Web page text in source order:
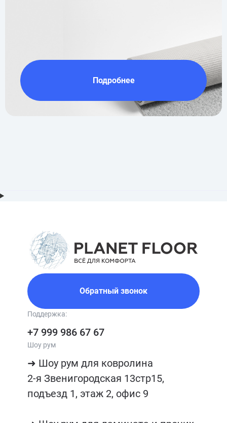
Подробнее
Обратный звонок
Поддержка:
+7 999 986 67 67
Шоу рум
➜ Шоу рум для ковролина
2-я Звенигородская 13стр15,
подъезд 1, этаж 2, офис 9